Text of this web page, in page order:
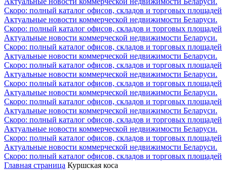
Скоро: полный каталог офисов, складов и торговых площадей
Актуальные новости коммерческой недвижимости Беларуси.
Скоро: полный каталог офисов, складов и торговых площадей
Актуальные новости коммерческой недвижимости Беларуси.
Скоро: полный каталог офисов, складов и торговых площадей
Актуальные новости коммерческой недвижимости Беларуси.
Скоро: полный каталог офисов, складов и торговых площадей
Актуальные новости коммерческой недвижимости Беларуси.
Скоро: полный каталог офисов, складов и торговых площадей
Актуальные новости коммерческой недвижимости Беларуси.
Скоро: полный каталог офисов, складов и торговых площадей
Актуальные новости коммерческой недвижимости Беларуси.
Скоро: полный каталог офисов, складов и торговых площадей
Актуальные новости коммерческой недвижимости Беларуси.
Скоро: полный каталог офисов, складов и торговых площадей
Актуальные новости коммерческой недвижимости Беларуси.
Скоро: полный каталог офисов, складов и торговых площадей
Главная страница Куршская коса